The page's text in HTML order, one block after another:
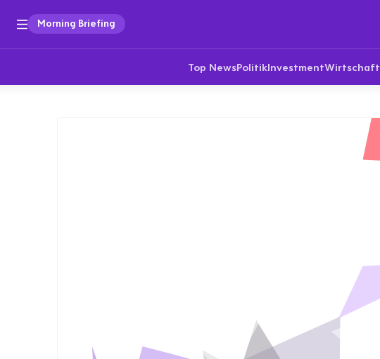
Morning Briefing
Top NewsPolitikInvestmentWirtschaft